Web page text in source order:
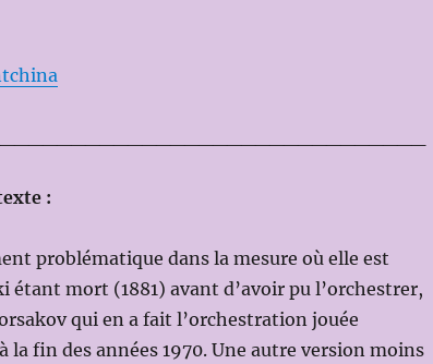
:
problématique dans la mesure où elle est
étant mort (1881) avant d’avoir pu l’orchestrer,
qui en a fait l’orchestration jouée
la fin des années 1970. Une autre version moins